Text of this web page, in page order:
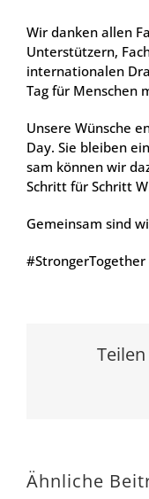
Wir dan­ken allen
Unter­stüt­zern,
inter­na­tio­na­len
Tag für Men­schen
Unse­re Wün­sche
Day. Sie blei­ben
sam kön­nen wir
Schritt für Schritt
Gemein­sam sind
Ähnliche